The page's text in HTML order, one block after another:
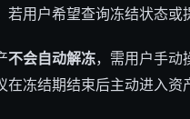
若用户希望查询冻结状态或
不会自动解冻，需用户手动
冻结期结束后主动进入资